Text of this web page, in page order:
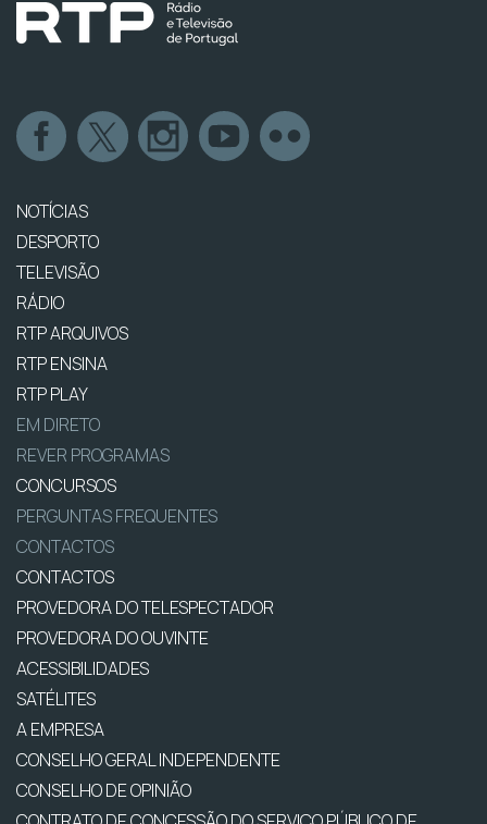
NOTÍCIAS
DESPORTO
TELEVISÃO
RÁDIO
RTP ARQUIVOS
RTP ENSINA
RTP PLAY
EM DIRETO
REVER PROGRAMAS
CONCURSOS
PERGUNTAS FREQUENTES
CONTACTOS
CONTACTOS
PROVEDORA DO TELESPECTADOR
PROVEDORA DO OUVINTE
ACESSIBILIDADES
SATÉLITES
A EMPRESA
CONSELHO GERAL INDEPENDENTE
CONSELHO DE OPINIÃO